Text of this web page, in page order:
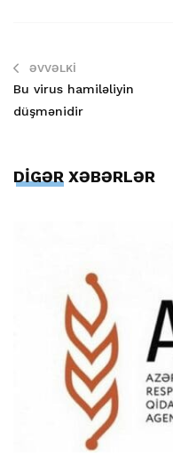
ƏVVƏLKI
Bu virus hamiləliyin
düşmənidir
DİGƏR XƏBƏRLƏR